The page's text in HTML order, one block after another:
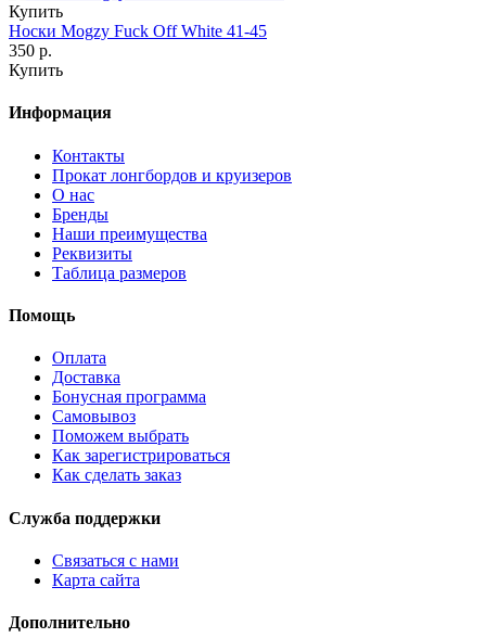
Купить
Носки Mogzy Fuck Off White 41-45
350 р.
Купить
Информация
Контакты
Прокат лонгбордов и круизеров
О нас
Бренды
Наши преимущества
Реквизиты
Таблица размеров
Помощь
Оплата
Доставка
Бонусная программа
Самовывоз
Поможем выбрать
Как зарегистрироваться
Как сделать заказ
Служба поддержки
Связаться с нами
Карта сайта
Дополнительно